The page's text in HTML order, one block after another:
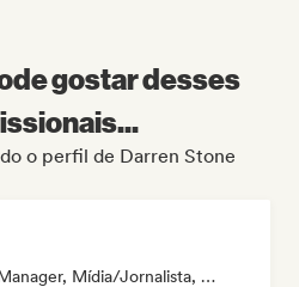
gostar desses
o perfil de Darren Stone
Booker, Selo, Manager, Mídia/Jornalista, Mentor, Playlist